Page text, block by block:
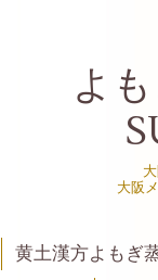
よ
大阪
黄土漢方よもぎ